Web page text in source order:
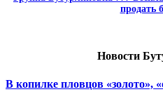
продать
Новости
В копилке пловцов «золото»,